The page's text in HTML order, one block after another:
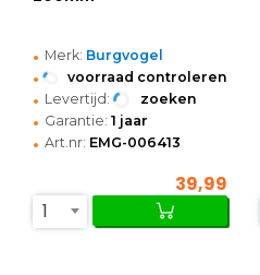
• Merk: Burgvogel
• voorraad controleren
• Levertijd: zoeken
• Garantie: 1 jaar
• Art.nr: EMG-006413
39,99
1